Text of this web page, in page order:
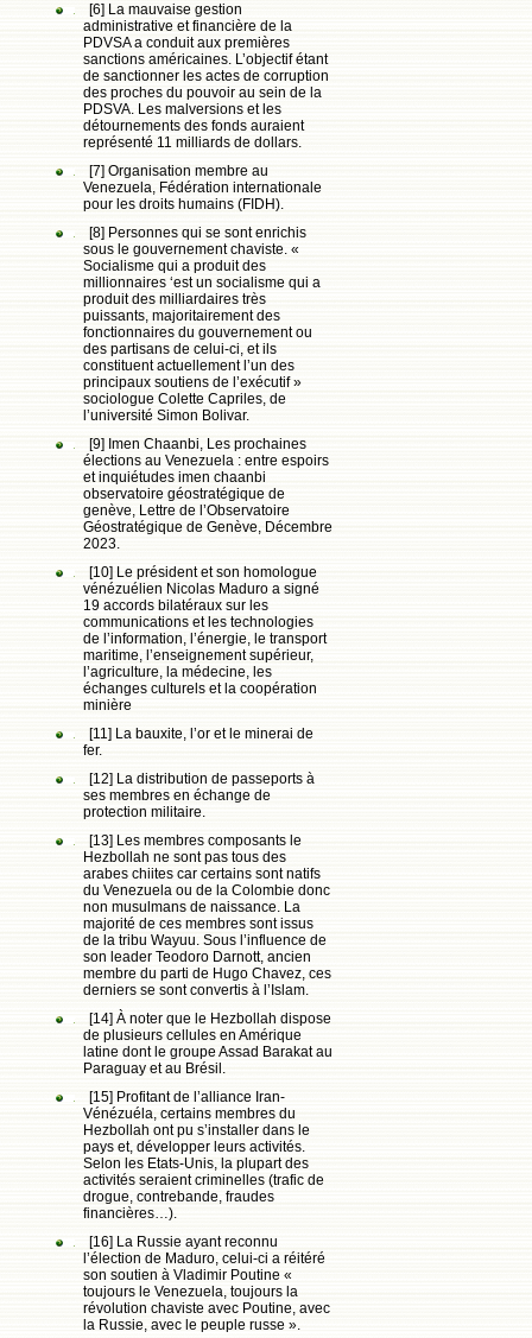
[6] La mauvaise gestion
administrative et financière de la
PDVSA a conduit aux premières
sanctions américaines. L’objectif étant
de sanctionner les actes de corruption
des proches du pouvoir au sein de la
PDSVA. Les malversions et les
détournements des fonds auraient
représenté 11 milliards de dollars.
[7] Organisation membre au
Venezuela, Fédération internationale
pour les droits humains (FIDH).
[8] Personnes qui se sont enrichis
sous le gouvernement chaviste. «
Socialisme qui a produit des
millionnaires ‘est un socialisme qui a
produit des milliardaires très
puissants, majoritairement des
fonctionnaires du gouvernement ou
des partisans de celui-ci, et ils
constituent actuellement l’un des
principaux soutiens de l’exécutif »
sociologue Colette Capriles, de
l’université Simon Bolivar.
[9] Imen Chaanbi, Les prochaines
élections au Venezuela : entre espoirs
et inquiétudes imen chaanbi
observatoire géostratégique de
genève, Lettre de l’Observatoire
Géostratégique de Genève, Décembre
2023.
[10] Le président et son homologue
vénézuélien Nicolas Maduro a signé
19 accords bilatéraux sur les
communications et les technologies
de l’information, l’énergie, le transport
maritime, l’enseignement supérieur,
l’agriculture, la médecine, les
échanges culturels et la coopération
minière
[11] La bauxite, l’or et le minerai de
fer.
[12] La distribution de passeports à
ses membres en échange de
protection militaire.
[13] Les membres composants le
Hezbollah ne sont pas tous des
arabes chiites car certains sont natifs
du Venezuela ou de la Colombie donc
non musulmans de naissance. La
majorité de ces membres sont issus
de la tribu Wayuu. Sous l’influence de
son leader Teodoro Darnott, ancien
membre du parti de Hugo Chavez, ces
derniers se sont convertis à l’Islam.
[14] À noter que le Hezbollah dispose
de plusieurs cellules en Amérique
latine dont le groupe Assad Barakat au
Paraguay et au Brésil.
[15] Profitant de l’alliance Iran-
Vénézuéla, certains membres du
Hezbollah ont pu s’installer dans le
pays et, développer leurs activités.
Selon les Etats-Unis, la plupart des
activités seraient criminelles (trafic de
drogue, contrebande, fraudes
financières…).
[16] La Russie ayant reconnu
l’élection de Maduro, celui-ci a réitéré
son soutien à Vladimir Poutine «
toujours le Venezuela, toujours la
révolution chaviste avec Poutine, avec
la Russie, avec le peuple russe ».